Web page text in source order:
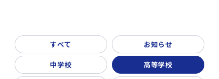
お問い合わせ・資料請求
ご利用ガイド
すべて お知らせ
中学校 高等学校